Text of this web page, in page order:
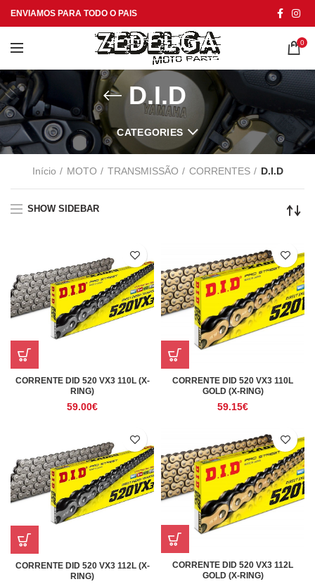
ENVIAMOS PARA TODO O PAIS
0
D.I.D
CATEGORIES
Início MOTO TRANSMISSÃO CORRENTES D.I.D
SHOW SIDEBAR
CORRENTE DID 520 VX3 110L (X-
RING)
59.00€
CORRENTE DID 520 VX3 110L
GOLD (X-RING)
59.15€
CORRENTE DID 520 VX3 112L (X-
RING)
CORRENTE DID 520 VX3 112L
GOLD (X-RING)